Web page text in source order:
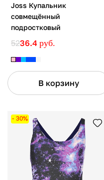
Joss Купальник
совмещённый
подростковый
5236.4 руб.
В корзину
- 30%